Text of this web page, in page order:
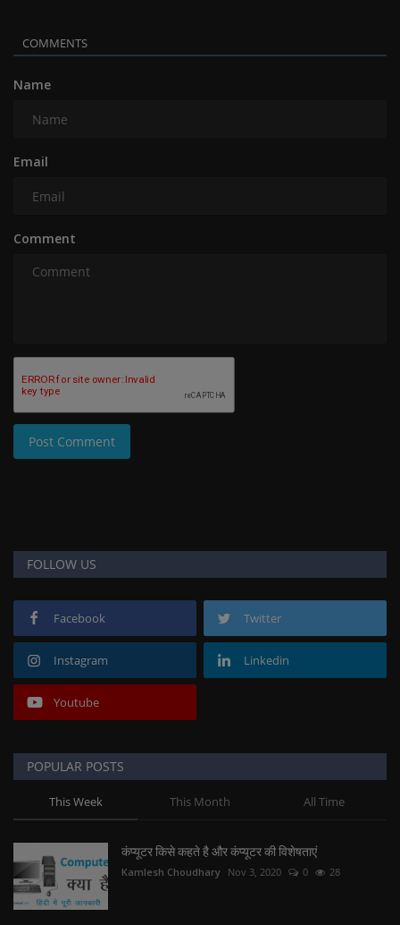
COMMENTS
Name
Email
Comment
Post Comment
FOLLOW US
Facebook Twitter
Instagram Linkedin
Youtube
POPULAR POSTS
This Week This Month All Time
कंप्यूटर किसे कहते है और कंप्यूटर की विशेषताएं
Kamlesh Choudhary Nov 3, 2020 0 28